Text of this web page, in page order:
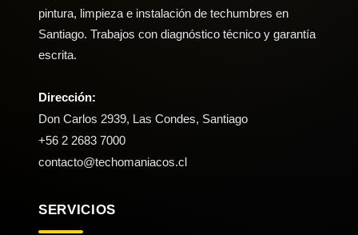
pintura, limpieza e instalación de techumbres en
Santiago. Trabajos con diagnóstico técnico y garantía
escrita.
Dirección:
Don Carlos 2939, Las Condes, Santiago
+56 2 2683 7000
contacto@techomaniacos.cl
SERVICIOS